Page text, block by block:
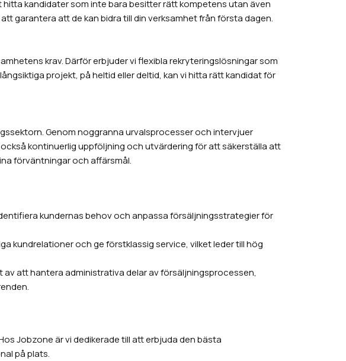
kandidater som inte bara besitter rätt kompetens utan även
garantera att de kan bidra till din verksamhet från första dagen.
krav. Därför erbjuder vi flexibla rekryteringslösningar som
projekt, på heltid eller deltid, kan vi hitta rätt kandidat för
Genom noggranna urvalsprocesser och intervjuer
kontinuerlig uppföljning och utvärdering för att säkerställa att
förväntningar och affärsmål.
kundernas behov och anpassa försäljningsstrategier för
kundrelationer och ge förstklassig service, vilket leder till hög
av att hantera administrativa delar av försäljningsprocessen,
Jobzone är vi dedikerade till att erbjuda den bästa
på plats.